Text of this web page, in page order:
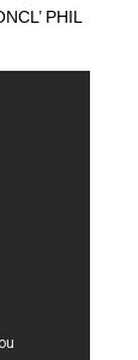
PHIL